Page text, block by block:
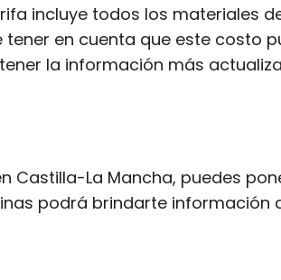
incluye todos los materiales
en cuenta que este costo
la información más
Castilla-La Mancha, puedes
podrá brindarte información